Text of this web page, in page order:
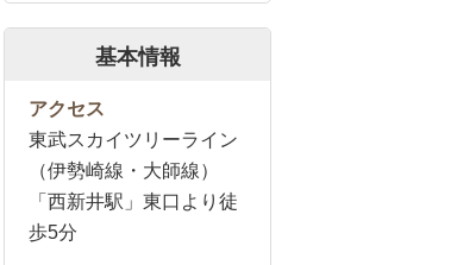
基本情報
アクセス
東武スカイツリーライン
（伊勢崎線・大師線）
「西新井駅」東口より徒
歩5分